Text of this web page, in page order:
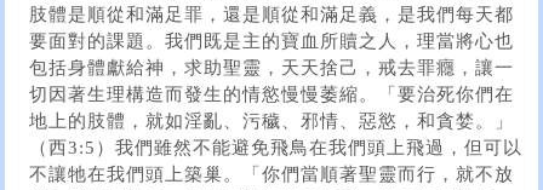
肢體是順從和滿足罪，還是順從和滿足義，是我們每天都
要面對的課題。我們既是主的寶血所贖之人，理當將心也
包括身體獻給神，求助聖靈，天天捨己，戒去罪癮，讓一
切因著生理構造而發生的情慾慢慢萎縮。「要治死你們在
地上的肢體，就如淫亂、污穢、邪情、惡慾，和貪婪。」
（西3:5）我們雖然不能避免飛鳥在我們頭上飛過，但可以
不讓牠在我們頭上築巢。「你們當順著聖靈而行，就不放